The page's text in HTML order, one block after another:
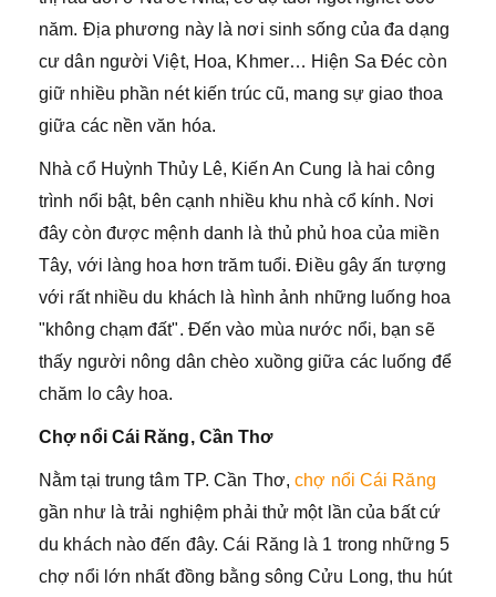
năm. Địa phương này là nơi sinh sống của đa dạng
cư dân người Việt, Hoa, Khmer… Hiện Sa Đéc còn
giữ nhiều phần nét kiến trúc cũ, mang sự giao thoa
giữa các nền văn hóa.
Nhà cổ Huỳnh Thủy Lê, Kiến An Cung là hai công
trình nổi bật, bên cạnh nhiều khu nhà cổ kính. Nơi
đây còn được mệnh danh là thủ phủ hoa của miền
Tây, với làng hoa hơn trăm tuổi. Điều gây ấn tượng
với rất nhiều du khách là hình ảnh những luống hoa
"không chạm đất". Đến vào mùa nước nổi, bạn sẽ
thấy người nông dân chèo xuồng giữa các luống để
chăm lo cây hoa.
Chợ nổi Cái Răng, Cần Thơ
Nằm tại trung tâm TP. Cần Thơ,chợ nổi Cái Răng
gần như là trải nghiệm phải thử một lần của bất cứ
du khách nào đến đây. Cái Răng là 1 trong những 5
chợ nổi lớn nhất đồng bằng sông Cửu Long, thu hút